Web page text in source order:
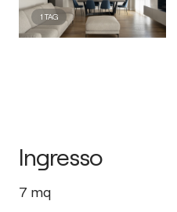
1 TAG
Ingresso
7 mq